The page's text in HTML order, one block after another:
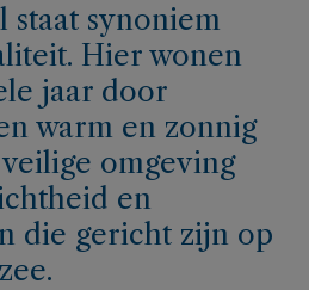
staat synoniem
Hier wonen
jaar door
warm en zonnig
omgeving
en
die gericht zijn op